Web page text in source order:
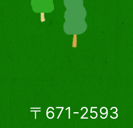
〒671-2593